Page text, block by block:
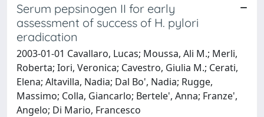
Serum pepsinogen II for early
assessment of success of H. pylori
eradication
2003-01-01 Cavallaro, Lucas; Moussa, Ali M.; Merli,
Roberta; Iori, Veronica; Cavestro, Giulia M.; Cerati,
Elena; Altavilla, Nadia; Dal Bo', Nadia; Rugge,
Massimo; Colla, Giancarlo; Bertele', Anna; Franze',
Angelo; Di Mario, Francesco